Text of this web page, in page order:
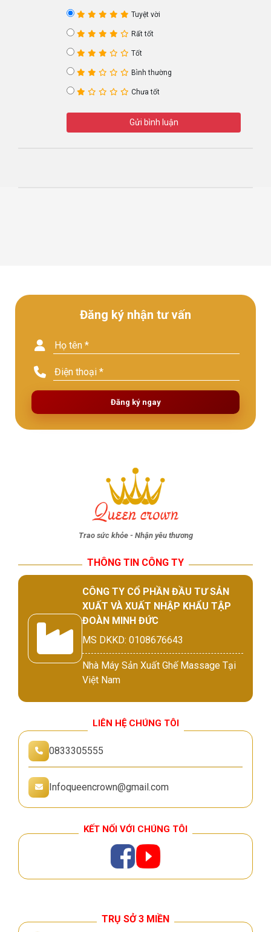
Tuyệt vời
Rất tốt
Tốt
Bình thường
Chưa tốt
Gửi bình luận
Đăng ký nhận tư vấn
Đăng ký ngay
Trao sức khỏe - Nhận yêu thương
THÔNG TIN CÔNG TY
CÔNG TY CỔ PHẦN ĐẦU TƯ SẢN
XUẤT VÀ XUẤT NHẬP KHẨU TẬP
ĐOÀN MINH ĐỨC
MS DKKD: 0108676643
Nhà Máy Sản Xuất Ghế Massage Tại
Việt Nam
LIÊN HỆ CHÚNG TÔI
0833305555
Infoqueencrown@gmail.com
KẾT NỐI VỚI CHÚNG TÔI
TRỤ SỞ 3 MIỀN